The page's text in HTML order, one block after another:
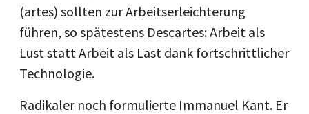
(artes) sollten zur Arbeits­erleichterung
führen, so spätestens Descartes: Arbeit als
Lust statt Arbeit als Last dank fort­schrittlicher
Technologie.
Radikaler noch formulierte Immanuel Kant. Er